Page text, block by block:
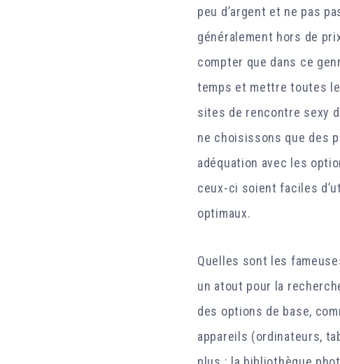
peu d’argent et ne pas
généralement hors de
compter que dans ce
temps et mettre toutes
sites de rencontre sexy
ne choisissons que des
adéquation avec les
ceux-ci soient faciles
optimaux.
Quelles sont les
un atout pour la
des options de base,
appareils (ordinateurs,